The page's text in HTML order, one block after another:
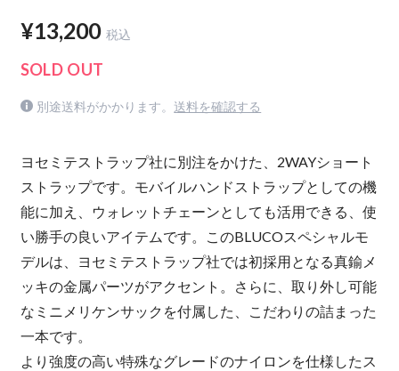
¥13,200 税込
SOLD OUT
別途送料がかかります。 送料を確認する
ヨセミテストラップ社に別注をかけた、2WAYショート
ストラップです。モバイルハンドストラップとしての機
能に加え、ウォレットチェーンとしても活用できる、使
い勝手の良いアイテムです。このBLUCOスペシャルモ
デルは、ヨセミテストラップ社では初採用となる真鍮メ
ッキの金属パーツがアクセント。さらに、取り外し可能
なミニメリケンサックを付属した、こだわりの詰まった
一本です。
より強度の高い特殊なグレードのナイロンを仕様したス